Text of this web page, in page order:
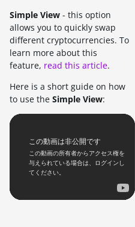
Simple View - this option
allows you to quickly swap
different cryptocurrencies. To
learn more about this
feature, read this article.
Here is a short guide on how
to use the Simple View: